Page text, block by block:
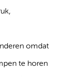
omdat
te horen